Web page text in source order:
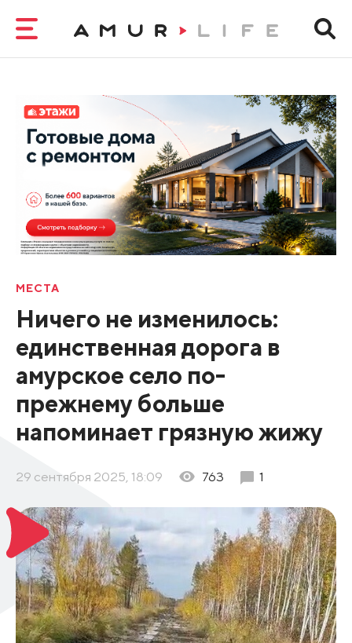
МЕСТА
Ничего не изменилось:
единственная дорога в
амурское село по-
прежнему больше
напоминает грязную жижу
29 сентября 2025, 18:09 763 1